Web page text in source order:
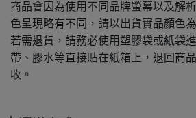
商品會因為使用不同品牌螢幕以及解
色呈現略有不同，請以出貨實品顏色為
若需退貨，請務必使用塑膠袋或紙袋
帶、膠水等直接貼在紙箱上，退回商
收。